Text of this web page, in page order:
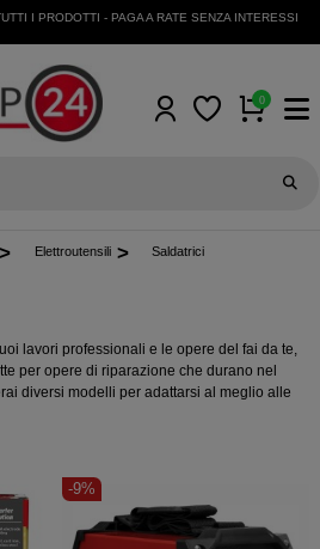
I PRODOTTI - PAGA A RATE SENZA INTERESSI -
0
Elettroutensili Saldatrici
lavori professionali e le opere del fai da te,
per opere di riparazione che durano nel
diversi modelli per adattarsi al meglio alle
-9%